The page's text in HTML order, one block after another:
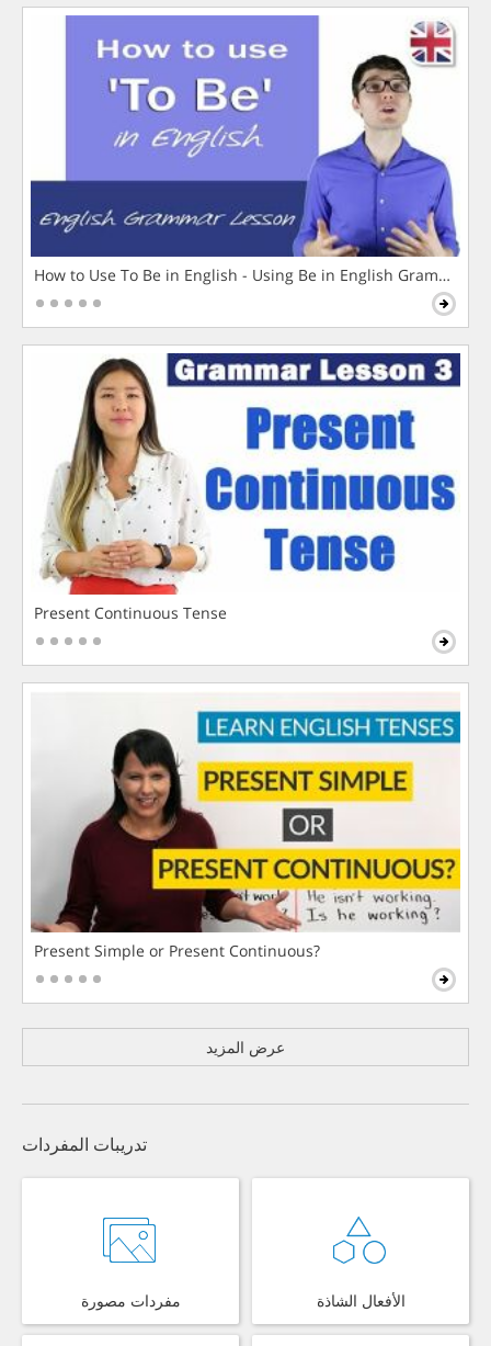
How to Use To Be in English - Using Be in English Grammar
Present Continuous Tense
Present Simple or Present Continuous?
عرض المزيد
تدريبات المفردات
مفردات مصورة الأفعال الشاذة